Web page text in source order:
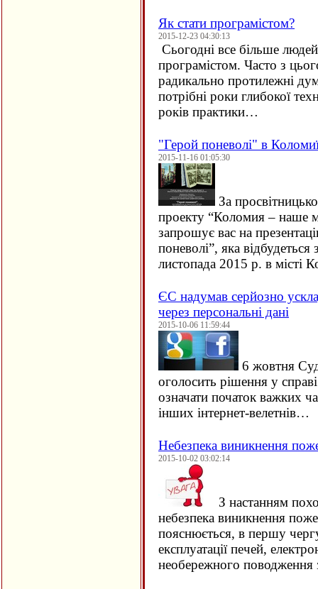
Як стати програмістом?
2015-12-23 04:30:13
Сьогодні все більше
програмістом. Часто з
радикально протилежні
потрібні роки глибокої
років практики…
"Герой поневолі" в
2015-11-16 01:05:30
За
проекту “Коломия – наше
запрошує вас на
поневолі”, яка відбудеться
листопада 2015 р. в місті
ЄC надумав серйозно
через персональні дані
2015-10-06 11:59:44
6 жовтня
оголосить рішення у
означати початок важких
інших інтернет-велетнів…
Небезпека виникнення
2015-10-02 03:02:14
З настанням
небезпека виникнення
пояснюється, в першу
експлуатації печей,
необережного поводження